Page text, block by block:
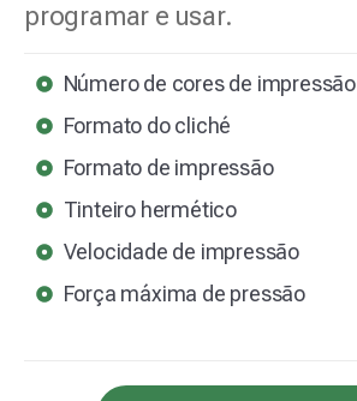
programar e usar.
Número de cores de impressão
Formato do cliché
Formato de impressão
Tinteiro hermético
Velocidade de impressão
Força máxima de pressão